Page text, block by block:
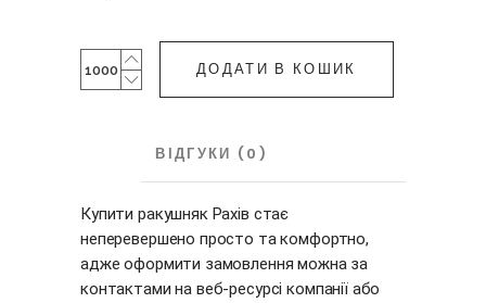
Купити
ракушняк
ДОДАТИ В КОШИК
ВІДГУКИ (0)
Купити ракушняк Рахів стає
неперевершено просто та комфортно,
адже оформити замовлення можна за
контактами на веб-ресурсі компанії або